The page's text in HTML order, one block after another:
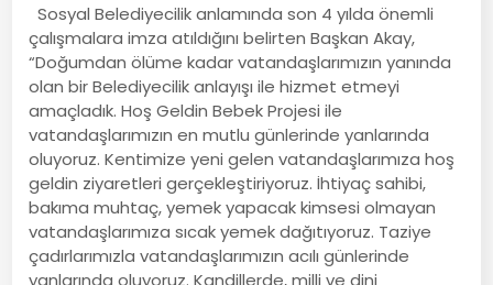
Sosyal Belediyecilik anlamında son 4 yılda önemli
çalışmalara imza atıldığını belirten Başkan Akay,
“Doğumdan ölüme kadar vatandaşlarımızın yanında
olan bir Belediyecilik anlayışı ile hizmet etmeyi
amaçladık. Hoş Geldin Bebek Projesi ile
vatandaşlarımızın en mutlu günlerinde yanlarında
oluyoruz. Kentimize yeni gelen vatandaşlarımıza hoş
geldin ziyaretleri gerçekleştiriyoruz. İhtiyaç sahibi,
bakıma muhtaç, yemek yapacak kimsesi olmayan
vatandaşlarımıza sıcak yemek dağıtıyoruz. Taziye
çadırlarımızla vatandaşlarımızın acılı günlerinde
yanlarında oluyoruz. Kandillerde, milli ve dini